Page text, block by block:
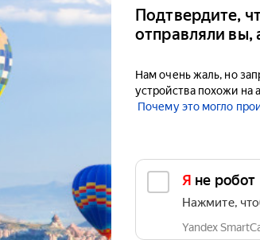
Подтвердите,
отправляли вы,
Нам очень жаль, но
устройства похожи на
Почему это могло
Я не робот
Нажмите,
Yandex